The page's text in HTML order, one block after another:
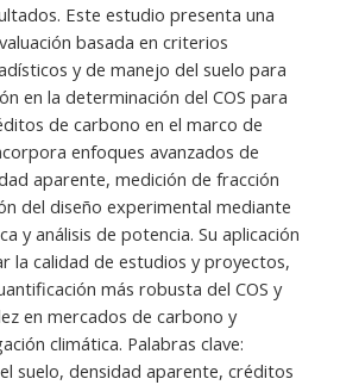
Este estudio presenta una
basada en criterios
y de manejo del suelo para
en la determinación del COS para
de carbono en el marco de
enfoques avanzados de
aparente, medición de fracción
del diseño experimental mediante
y análisis de potencia. Su aplicación
la calidad de estudios y proyectos,
más robusta del COS y
en mercados de carbono y
climática. Palabras clave:
suelo, densidad aparente, créditos